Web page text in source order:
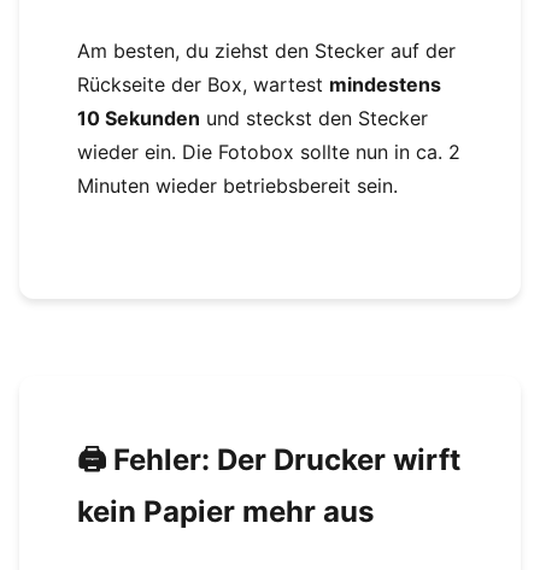
Am besten, du ziehst den Stecker auf der
Rückseite der Box, wartest mindestens
10 Sekunden und steckst den Stecker
wieder ein. Die Fotobox sollte nun in ca. 2
Minuten wieder betriebsbereit sein.
🖨️ Fehler: Der Drucker wirft
kein Papier mehr aus